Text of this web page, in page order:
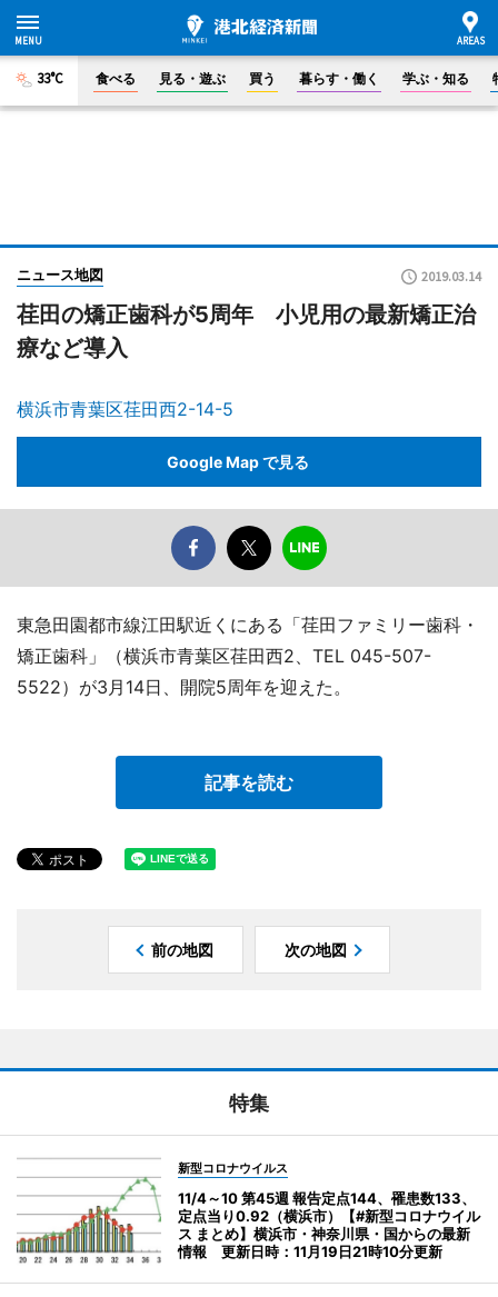
33°C 食べる 見る・遊ぶ 買う 暮らす・働く 学ぶ・知る
ニュース地図 2019.03.14
荏田の矯正歯科が5周年 小児用の最新矯正治
療など導入
横浜市青葉区荏田西2-14-5
Google Map で見る
東急田園都市線江田駅近くにある「荏田ファミリー歯科・
矯正歯科」（横浜市青葉区荏田西2、TEL 045-507-
5522）が3月14日、開院5周年を迎えた。
記事を読む
前の地図 次の地図
特集
新型コロナウイルス
11/4～10 第45週 報告定点144、罹患数133、
定点当り0.92（横浜市）【#新型コロナウイル
ス まとめ】横浜市・神奈川県・国からの最新
情報 更新日時：11月19日21時10分更新